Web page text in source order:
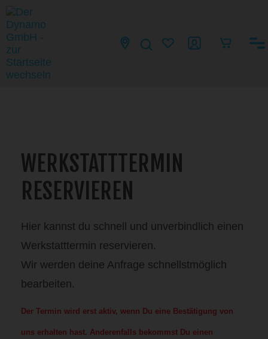
WERKSTATTTERMIN
RESERVIEREN
Hier kannst du schnell und unverbindlich einen
Werkstatttermin reservieren.
Wir werden deine Anfrage schnellstmöglich
bearbeiten.
Der Termin wird erst aktiv, wenn Du eine Bestätigung von
uns erhalten hast. Anderenfalls bekommst Du einen